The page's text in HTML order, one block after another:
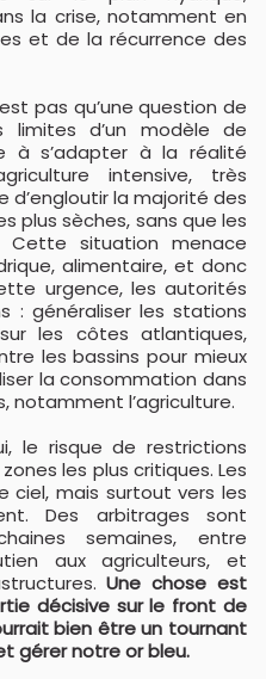
la crise, notamment en
et de la récurrence des
pas qu’une question de
d’un modèle de
à s’adapter à la réalité
intensive, très
d’engloutir la majorité des
plus sèches, sans que les
Cette situation menace
alimentaire, et donc
urgence, les autorités
: généraliser les stations
les côtes atlantiques,
les bassins pour mieux
la consommation dans
notamment l’agriculture.
le risque de restrictions
les plus critiques. Les
ciel, mais surtout vers les
Des arbitrages sont
semaines, entre
aux agriculteurs, et
Une chose est
décisive sur le front de
bien être un tournant
gérer notre or bleu.